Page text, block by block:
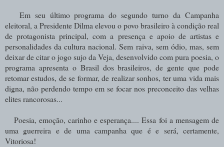
Em seu último programa do segundo turno da Campanha
eleitoral, a Presidente Dilma elevou o povo brasileiro à condição real
de protagonista principal, com a presença e apoio de artistas e
personalidades da cultura nacional. Sem raiva, sem ódio, mas, sem
deixar de citar o jogo sujo da Veja, desenvolvido com pura poesia, o
programa apresenta o Brasil dos brasileiros, de gente que pode
retomar estudos, de se formar, de realizar sonhos, ter uma vida mais
digna, não perdendo tempo em se focar nos preconceito das velhas
elites rancorosas...
Poesia, emoção, carinho e esperança.... Essa foi a mensagem de
uma guerreira e de uma campanha que é e será, certamente,
Vitoriosa!